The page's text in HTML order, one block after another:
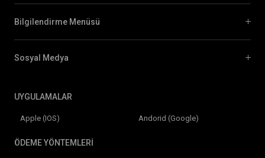
Bilgilendirme Menüsü
Sosyal Medya
UYGULAMALAR
Apple (IOS) Andorid (Google)
ÖDEME YÖNTEMLERİ